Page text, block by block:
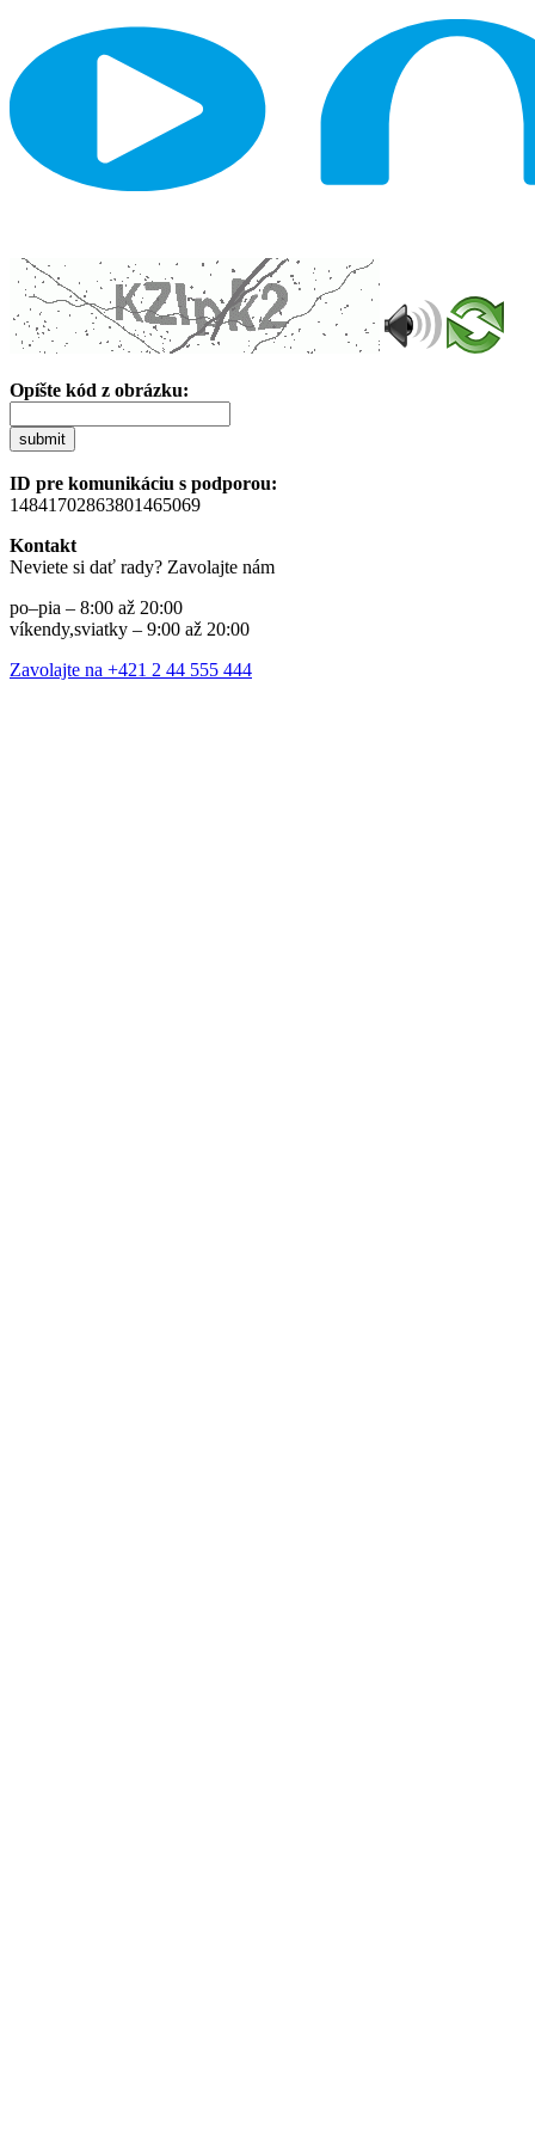
Opíšte kód z obrázku:
submit
ID pre komunikáciu s podporou:
14841702863801465069
Kontakt
Neviete si dať rady? Zavolajte nám
po–pia – 8:00 až 20:00
víkendy,sviatky – 9:00 až 20:00
Zavolajte na +421 2 44 555 444